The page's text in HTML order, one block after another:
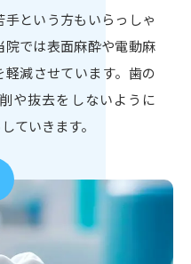
という方もいらっしゃ
では表面麻酔や電動麻
減させています。歯の
や抜去をしないように
ていきます。